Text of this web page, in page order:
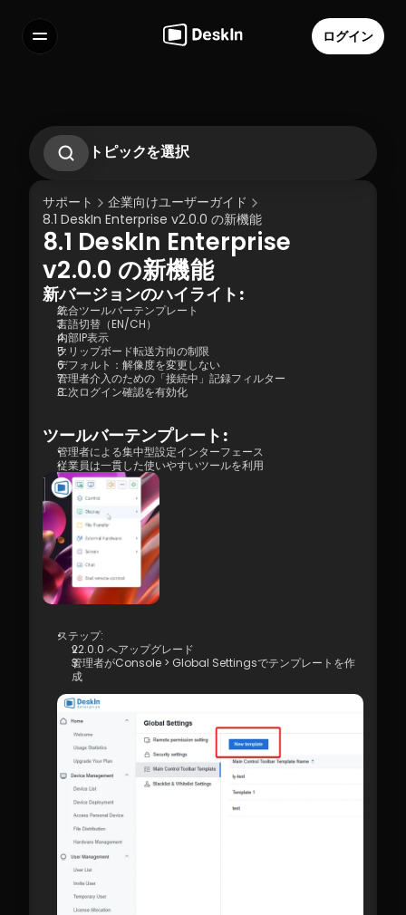
利用規約
個人情報の取り扱いについて
ログイン
トピックを選択
2.2 リモートワークシナリオ運用ガイド
2.3 テクニカルサポートシナリオ操作ガイド
2.4 一時的な技術サポートシナリオ - SOS操
作ガイド
3.1 サイレントコマンドインストールとデバイ
スの連携
3.2 連携の仕方: エンタープライズコー導入コ
ード | アカウントパスワード
3.3 連携後のデバイスの解除方法（制御終
了）
4.01 DeskIn リモート接続モード
4.02 ハイクオリティモードとは何ですか？
4.04 画像品質オプション
4.05 リモート印刷
4.06 プライバシースクリーン
4.07 4:4:4 トゥルーカラーモードを有効にす
るための条件
4.08 マルチスクリーン間リモコン設定方法
4.09 グラフィックタブレット/描画タブレッ
トの設定と使用方法
4.10 リモートツールバー - フローティングウ
ィジェット
4.11 リモートコントロール中に管理者権限が
4.12 ショートカットキー設定
4.13. 音声通話
4.14. 配布
5.2 プロキシインターネット構成
5.3 企業ネットワークポリシーチェック – イ
ンターネット行動管理
6.1 アクセス許可の割り当て管理
7.1 4K動画体験を最適化するためのポイント
8.1 DeskIn Enterprise v2.0.0 の新機能
サポート
企業向けユーザーガイド
8.1 DeskIn Enterprise v2.0.0 の新機能
8.1 DeskIn Enterprise
v2.0.0 の新機能
新バージョンのハイライト:
統合ツールバーテンプレート
言語切替（EN/CH）
内部IP表示
クリップボード転送方向の制限
デフォルト：解像度を変更しない
管理者介入のための「接続中」記録フィルター
二次ログイン確認を有効化
ツールバーテンプレート:
管理者による集中型設定インターフェース
従業員は一貫した使いやすいツールを利用
ステップ:
v2.0.0 へアップグレード
管理者がConsole > Global Settingsでテンプレートを作
成